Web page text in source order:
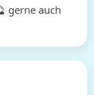
gerne auch